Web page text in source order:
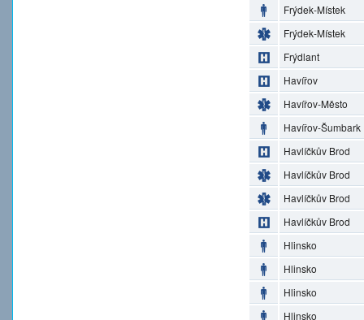
Frýdek-Místek
Frýdek-Místek
Frýdlant
Havířov
Havířov-Město
Havířov-Šumbark
Havlíčkův Brod
Havlíčkův Brod
Havlíčkův Brod
Havlíčkův Brod
Hlinsko
Hlinsko
Hlinsko
Hlinsko